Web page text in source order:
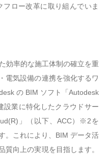
ロー改革に取り組んでいま
効率的な施工体制の確立を重
電気設備の連携を強化するワ
の BIM ソフト「Autodesk
業に特化したクラウドサー
」（以下、ACC）※2を
。これにより、BIM データ活
質向上の実現を目指します。